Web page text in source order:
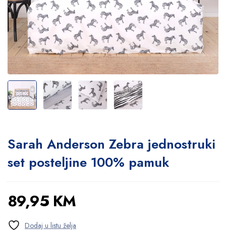
Sarah Anderson Zebra jednostruki
set posteljine 100% pamuk
89,95 KM